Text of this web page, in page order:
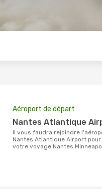
Aéroport de départ
Nantes Atlantique
Il vous faudra rejoindre l'aéroport
Nantes Atlantique Airport
votre voyage Nantes